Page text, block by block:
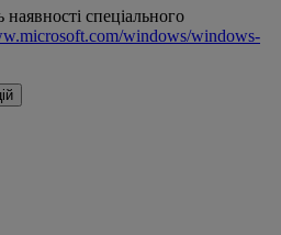
спеціального
windows/windows-